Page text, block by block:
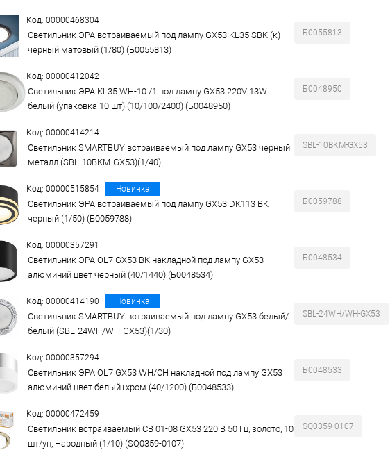
Код: 00000468304
Светильник ЭРА встраиваемый под лампу GX53 KL35 SBK (к)
черный матовый (1/80) (Б0055813)
Б0055813
Код: 00000412042
Светильник ЭРА KL35 WH-10 /1 под лампу GX53 220V 13W
белый (упаковка 10 шт) (10/100/2400) (Б0048950)
Б0048950
Код: 00000414214
Светильник SMARTBUY встраиваемый под лампу GX53 черный
металл (SBL-10BKM-GX53)(1/40)
SBL-10BKM-GX53
Код: 00000515854 Новинка
Светильник ЭРА встраиваемый под лампу GX53 DK113 BK
черный (1/50) (Б0059788)
Б0059788
Код: 00000357291
Светильник ЭРА OL7 GX53 BK накладной под лампу GX53
алюминий цвет черный (40/1440) (Б0048534)
Б0048534
Код: 00000414190 Новинка
Светильник SMARTBUY встраиваемый под лампу GX53 белый/
белый (SBL-24WH/WH-GX53)(1/30)
SBL-24WH/WH-GX53
Код: 00000357294
Светильник ЭРА OL7 GX53 WH/CH накладной под лампу GX53
алюминий цвет белый+хром (40/1200) (Б0048533)
Б0048533
Код: 00000472459
Светильник встраиваемый СВ 01-08 GX53 220 В 50 Гц, золото, 10
шт/уп, Народный (1/10) (SQ0359-0107)
SQ0359-0107